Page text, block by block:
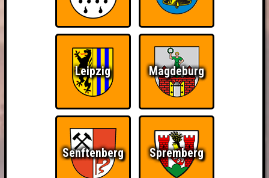
Leipzig Magdeburg
Senftenberg Spremberg